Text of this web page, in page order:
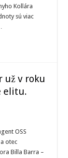
Kollára
sú viac
už v roku
elitu.
OSS
otec
Billa Barra –